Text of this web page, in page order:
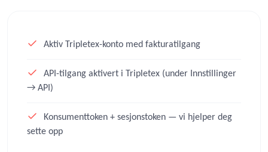
Aktiv Tripletex-konto med fakturatilgang
API-tilgang aktivert i Tripletex (under Innstillinger
→ API)
Konsumenttoken + sesjonstoken — vi hjelper deg
sette opp